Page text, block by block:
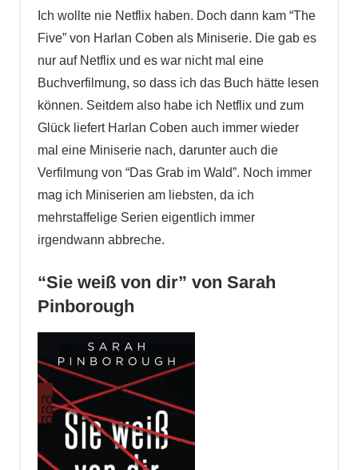
Ich wollte nie Netflix haben. Doch dann kam “The
Five” von Harlan Coben als Miniserie. Die gab es
nur auf Netflix und es war nicht mal eine
Buchverfilmung, so dass ich das Buch hätte lesen
können. Seitdem also habe ich Netflix und zum
Glück liefert Harlan Coben auch immer wieder
mal eine Miniserie nach, darunter auch die
Verfilmung von “Das Grab im Wald”. Noch immer
mag ich Miniserien am liebsten, da ich
mehrstaffelige Serien eigentlich immer
irgendwann abbreche.
“Sie weiß von dir” von Sarah
Pinborough